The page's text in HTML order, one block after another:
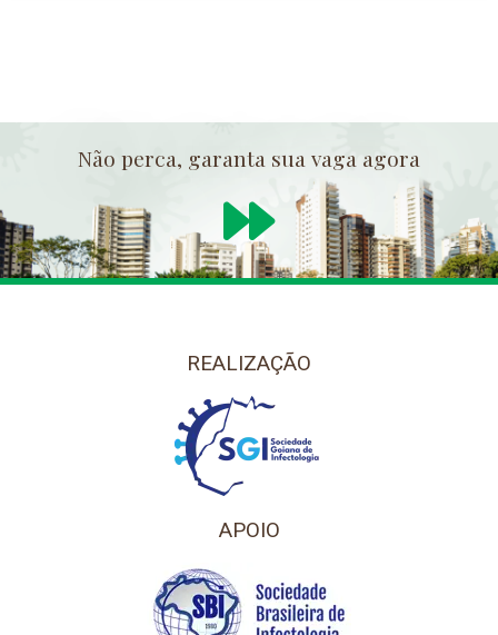
Não perca, garanta sua vaga agora
REALIZAÇÃO
APOIO